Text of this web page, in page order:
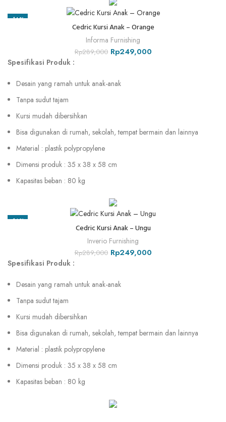
-14%
Cedric Kursi Anak – Orange
Informa Furnishing
Rp289,000 Rp249,000
Spesifikasi Produk :
Desain yang ramah untuk anak-anak
Tanpa sudut tajam
Kursi mudah dibersihkan
Bisa digunakan di rumah, sekolah, tempat bermain dan lainnya
Material : plastik polypropylene
Dimensi produk : 35 x 38 x 58 cm
Kapasitas beban : 80 kg
-14%
Cedric Kursi Anak – Ungu
Inverio Furnishing
Rp289,000 Rp249,000
Spesifikasi Produk :
Desain yang ramah untuk anak-anak
Tanpa sudut tajam
Kursi mudah dibersihkan
Bisa digunakan di rumah, sekolah, tempat bermain dan lainnya
Material : plastik polypropylene
Dimensi produk : 35 x 38 x 58 cm
Kapasitas beban : 80 kg